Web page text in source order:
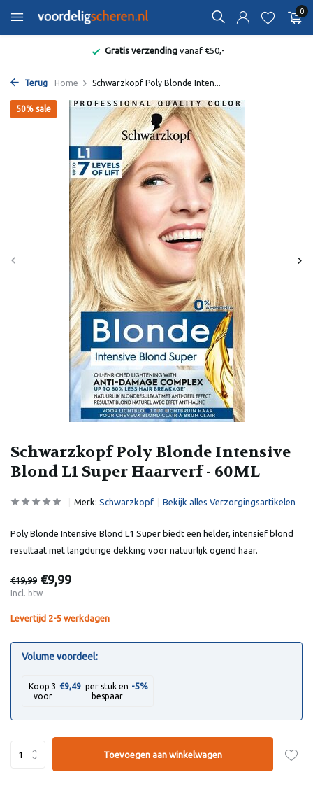
0
Gratis verzendingvanaf €50,-
Terug Home Schwarzkopf Poly Blonde Inten...
Schwarzkopf Poly Blonde Intensive
Blond L1 Super Haarverf - 60ML
50% sale
Merk: Schwarzkopf Bekijk alles Verzorgingsartikelen
Poly Blonde Intensive Blond L1 Super biedt een helder, intensief blond
resultaat met langdurige dekking voor natuurlijk ogend haar.
€19,99 €9,99
Incl. btw
Levertijd 2-5 werkdagen
Volume voordeel:
Koop 3
voor
€9,49 per stuk en
bespaar
-5%
Toevoegen aan winkelwagen